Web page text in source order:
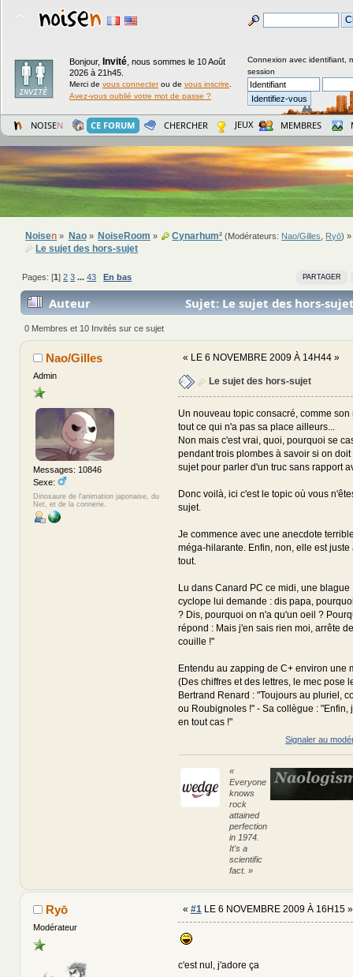
Bonjour, Invité nous sommes le 10 Août
2026 à 21h45.
Merci de vous connecterou de vous inscrire
Avez-vous oublié votre mot de passe ?
Connexion avec identifiant,
session
NOISEN CE FORUM CHERCHER JEUX MEMBRES
Noisen » Nao» NoiseRoom » Cynarhum² (Modérateurs: Nao/Gilles Ryō) »
Le sujet des hors-sujet
PARTAGER
Pages: [1]2 3 ...43 En bas
Auteur
Sujet: Le sujet des hors-
fois)
0 Membres et 10 Invités sur ce sujet
Nao/Gilles
Admin
Messages: 10846
Sexe:
Dinosaure de l'animation japonaise, du
Net, et de la connerie.
« LE 6 NOVEMBRE 2009 À 14H44 »
Le sujet des hors-sujet
Un nouveau topic consacré, comme
tout ce qui n'a pas sa place ailleurs...
Non mais c'est vrai, quoi, pourquoi se
pendant trois plombes à savoir si on
sujet pour parler d'un truc sans rapport
Donc voilà, ici c'est le topic où vous
sujet.
Je commence avec une anecdote
méga-hilarante. Enfin, non, elle est juste
tout.
Lu dans Canard PC ce midi, une blague
cyclope lui demande : dis papa,
? Dis, pourquoi on n'a qu'un oeil ?
répond : Mais j'en sais rien moi, arrête
couille !"
Entendu au zapping de C+ environ une
(Des chiffres et des lettres, le mec pose
Bertrand Renard : "Toujours au pluriel,
ou Roubignoles !" - Sa collègue : "Enfin,
en tout cas !"
Signaler au
«
Everyone
knows
rock
attained
perfection
in 1974.
It's a
scientific
fact. »
Ryō
Modérateur
« #1LE 6 NOVEMBRE 2009 À 16H15 »
c'est nul, j'adore ça